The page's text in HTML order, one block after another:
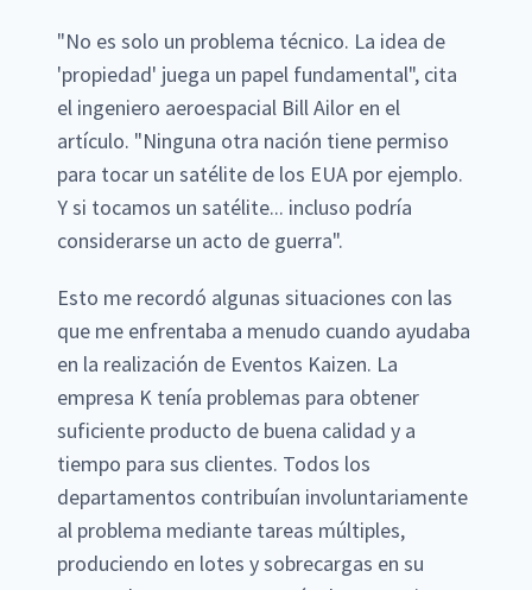
"No es solo un problema técnico. La idea de
'propiedad' juega un papel fundamental", cita
el ingeniero aeroespacial Bill Ailor en el
artículo. "Ninguna otra nación tiene permiso
para tocar un satélite de los EUA por ejemplo.
Y si tocamos un satélite... incluso podría
considerarse un acto de guerra".
Esto me recordó algunas situaciones con las
que me enfrentaba a menudo cuando ayudaba
en la realización de Eventos Kaizen. La
empresa K tenía problemas para obtener
suficiente producto de buena calidad y a
tiempo para sus clientes. Todos los
departamentos contribuían involuntariamente
al problema mediante tareas múltiples,
produciendo en lotes y sobrecargas en su